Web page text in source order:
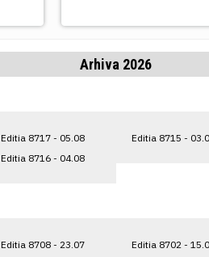
Arhiva 2026
Editia 8717 - 05.08
Editia 8716 - 04.08
Editia 8715 -
Editia 8708 - 23.07
Editia 8702 -